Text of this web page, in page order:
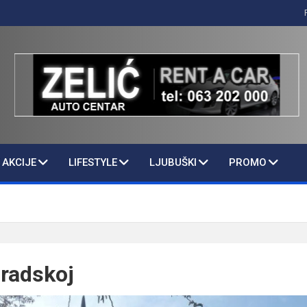
LIFESTYLE LJUBUŠKI PROMO